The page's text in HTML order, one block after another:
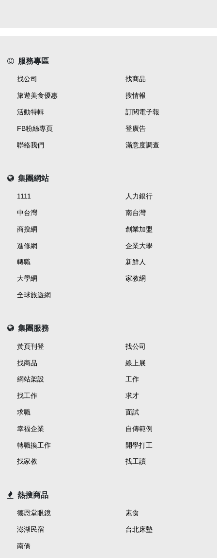
服務專區
找公司 找商品
旅遊美食優惠 搜情報
活動特輯 訂閱電子報
FB粉絲專頁 登廣告
聯絡我們 滿意度調查
集團網站
1111 人力銀行
中台灣 南台灣
商搜網 創業加盟
進修網 企業大學
轉職 新鮮人
大學網 家教網
全球旅遊網
集團服務
黃頁刊登 找公司
找商品 線上展
網站架設 工作
找工作 求才
求職 面試
幸福企業 自傳範例
轉職換工作 開學打工
找家教 找工讀
熱搜商品
德恩堂眼鏡 素食
澎湖民宿 台北床墊
南僑